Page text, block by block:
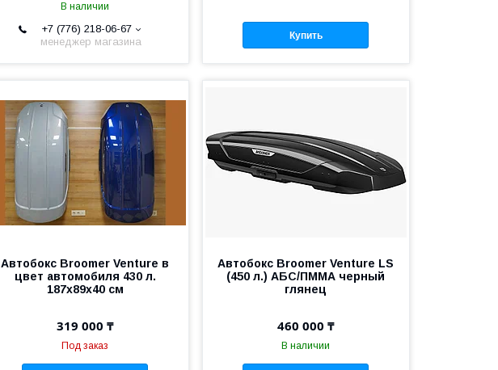
В наличии
+7 (776) 218-06-67
менеджер магазина
Купить
Автобокс Broomer Venture в
цвет автомобиля 430 л.
187х89х40 см
319 000 ₸
Под заказ
Автобокс Broomer Venture LS
(450 л.) АБС/ПММА черный
глянец
460 000 ₸
В наличии